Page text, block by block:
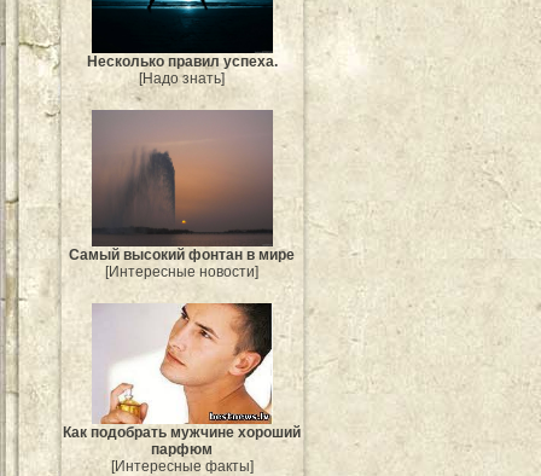
Несколько правил успеха.
[Надо знать]
Самый высокий фонтан в мире
[Интересные новости]
Как подобрать мужчине хороший
парфюм
[Интересные факты]